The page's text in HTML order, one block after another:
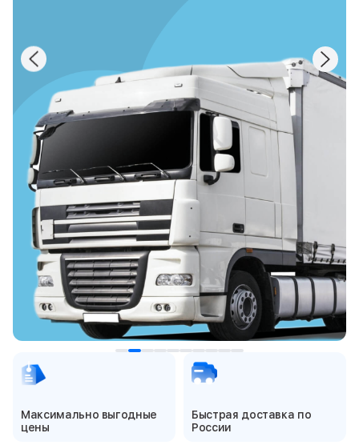
Максимально выгодные
цены
Быстрая доставка по
России